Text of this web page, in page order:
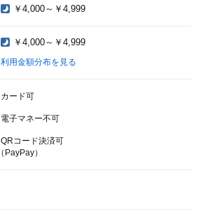
￥4,000～￥4,999
￥4,000～￥4,999
利用金額分布を見る
カード可
電子マネー不可
QRコード決済可
（PayPay）